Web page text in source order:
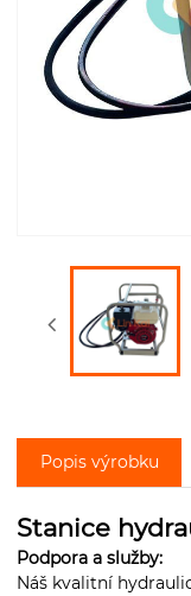
Popis výrobku
Stanice
Podpora a služby:
Náš kvalitní